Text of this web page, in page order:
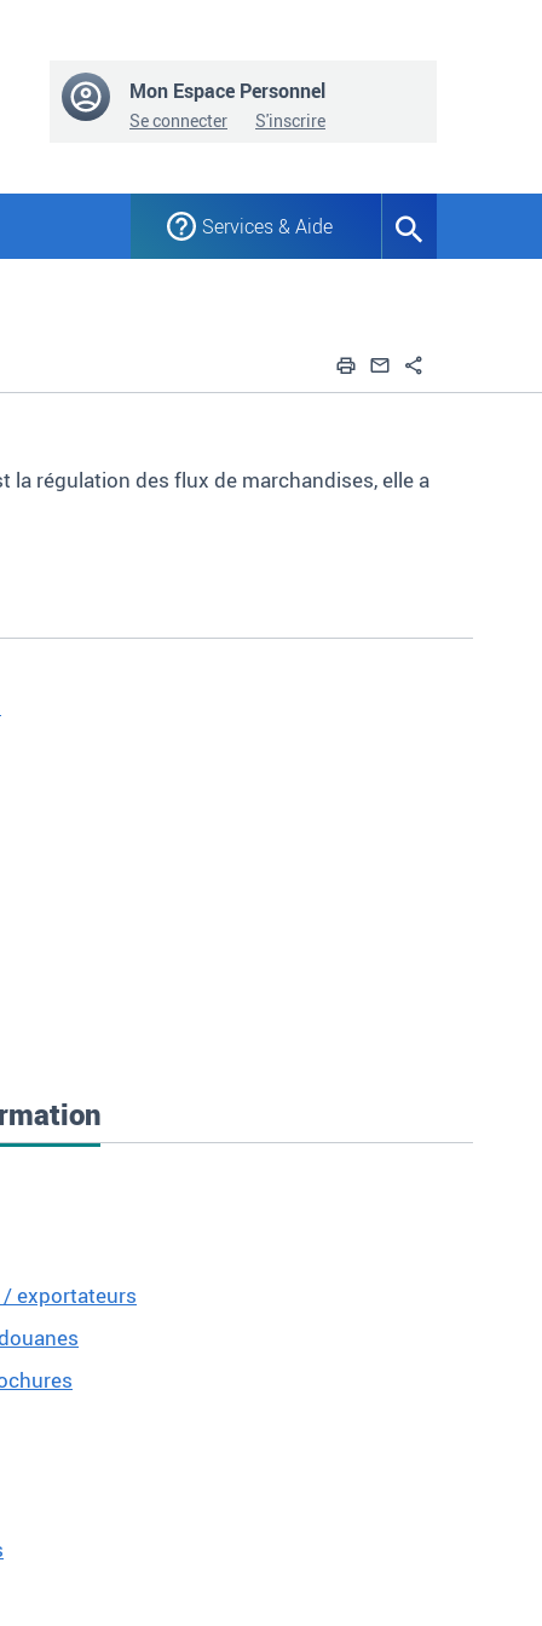
Mon Espace Personnel
Se connecter S'inscrire
Services & Aide
Formulaire
ImprimerEnvoyer par
régulation des flux de marchandises, elle a
exportateurs